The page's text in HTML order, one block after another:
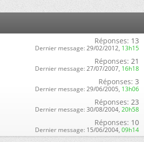
Réponses: 13
Dernier message: 29/02/2012, 13h15
Réponses: 21
Dernier message: 27/07/2007, 16h18
Réponses: 3
Dernier message: 29/06/2005, 13h06
Réponses: 23
Dernier message: 30/08/2004, 20h58
Réponses: 10
Dernier message: 15/06/2004, 09h14